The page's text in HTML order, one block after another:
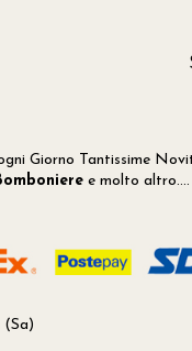
Giorno Tantissime
e molto altro....
(Sa)